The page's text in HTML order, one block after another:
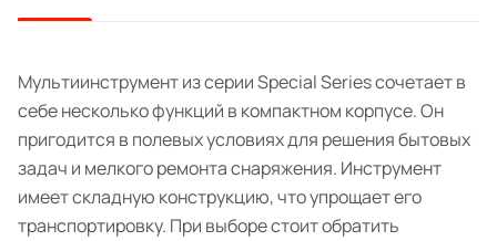
Мультиинструмент из серии Special Series сочетает в
себе несколько функций в компактном корпусе. Он
пригодится в полевых условиях для решения бытовых
задач и мелкого ремонта снаряжения. Инструмент
имеет складную конструкцию, что упрощает его
транспортировку. При выборе стоит обратить